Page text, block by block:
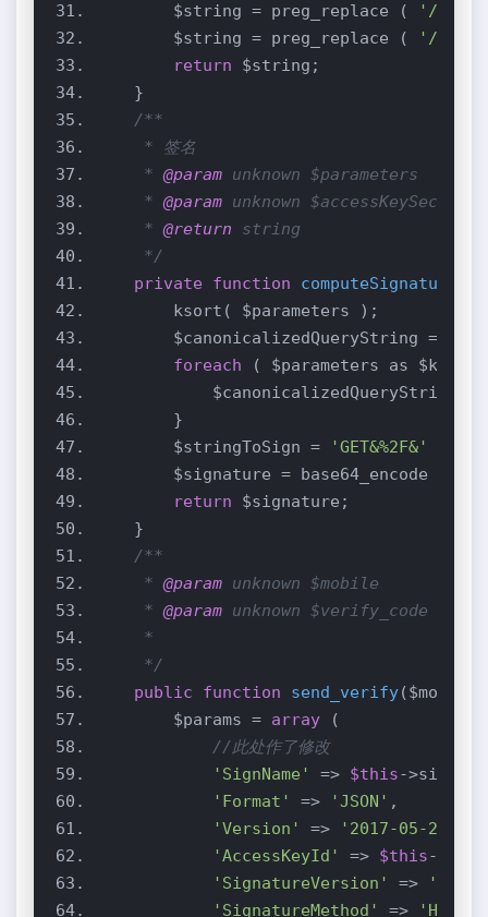
$string = preg_replace (
'/\*/'
$string = preg_replace (
'/%7E/'
return
* @param
* @param
* @return
*/
private
function computeSignature
$canonicalizedQueryString =
foreach
$canonicalizedQueryString
$stringToSign =
'GET&%2F&'
$signature = base64_encode (
return
* @param
* @param
*/
public
function send_verify
$params = array
//此处作了修改
'SignName'
=> $this
'Format'
=> 'JSON'
'Version'
=> '2017-05-25'
'AccessKeyId'
=> $this
'SignatureVersion'
=> '1.0'
'SignatureMethod'
=> 'HMAC-